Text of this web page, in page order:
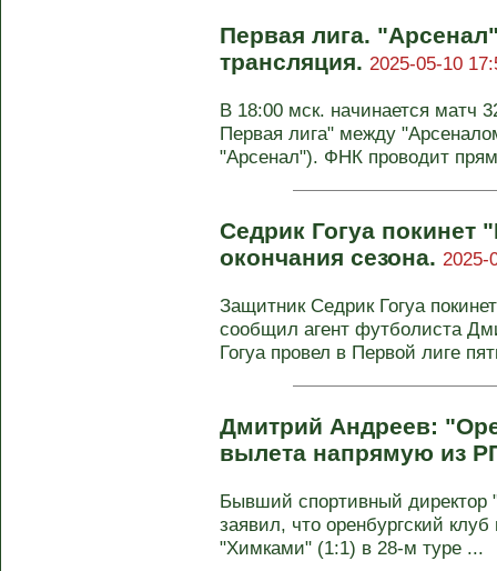
Первая лига.
трансляция. 2025-05-10
В 18:00 мск. начинается матч
Первая лига" между
"Арсенал"). ФНК проводит
Седрик Гогуа покинет
окончания сезона. 2025-
Защитник Седрик Гогуа
сообщил агент футболиста
Гогуа провел в Первой лиге
Дмитрий Андреев:
вылета напрямую из
Бывший спортивный директор
заявил, что оренбургский
"Химками" (1:1) в 28‑м туре ...